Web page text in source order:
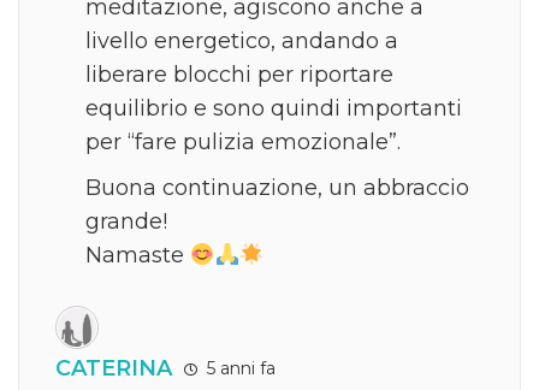
meditazione, agiscono anche a
livello energetico, andando a
liberare blocchi per riportare
equilibrio e sono quindi importanti
per “fare pulizia emozionale”.
Buona continuazione, un abbraccio
grande!
Namaste
CATERINA 5 anni fa